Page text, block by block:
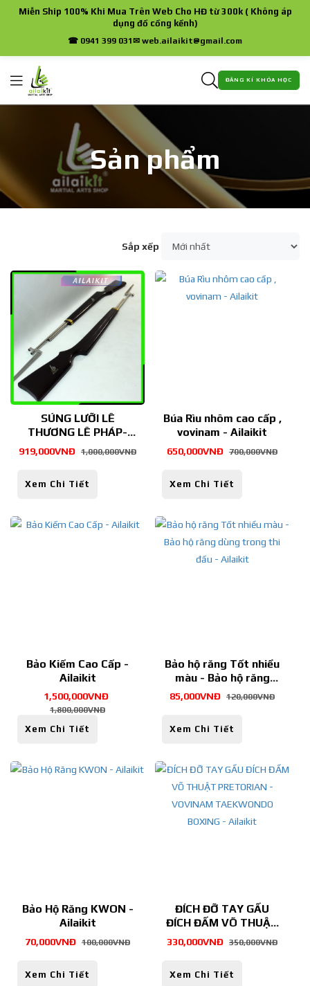
Miễn Ship 100% Khi Mua Trên Web Cho HĐ từ 300k ( Không áp
dụng đồ cồng kềnh)
☎ 0941 399 031✉ web.ailaikit@gmail.com
ĐĂNG KÍ KHÓA HỌC
Sản phẩm
Sắp xếp
SÚNG LƯỠI LÊ
THƯƠNG LÊ PHÁP-
Ailaikit
919,000VNĐ 1,000,000VNĐ
Xem Chi Tiết
Búa Rìu nhôm cao cấp ,
vovinam - Ailaikit
650,000VNĐ 700,000VNĐ
Xem Chi Tiết
Bảo Kiếm Cao Cấp -
Ailaikit
1,500,000VNĐ
1,800,000VNĐ
Xem Chi Tiết
Bảo hộ răng Tốt nhiều
màu - Bảo hộ răng
dùng trong thi đấu -
85,000VNĐ 120,000VNĐ
Xem Chi Tiết
Bảo Hộ Răng KWON -
Ailaikit
70,000VNĐ 100,000VNĐ
Xem Chi Tiết
ĐÍCH ĐỠ TAY GẤU
ĐÍCH ĐẤM VÕ THUẬT
PRETORIAN -
- Ailaikit
330,000VNĐ 350,000VNĐ
Xem Chi Tiết